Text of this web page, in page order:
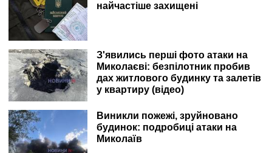
найчастіше захищені
З'явились перші фото атаки на
Миколаєві: безпілотник пробив
дах житлового будинку та залетів
у квартиру (відео)
Виникли пожежі, зруйновано
будинок: подробиці атаки на
Миколаїв